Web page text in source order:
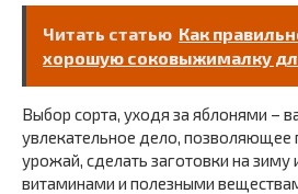
Читать статью Как
хорошую соковыжималку
Выбор сорта, уходя за яблонями –
увлекательное дело, позволяющее
урожай, сделать заготовки на зиму
витаминами и полезными